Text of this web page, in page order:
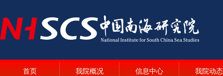
首页 我院概况 信息中心 我院动态